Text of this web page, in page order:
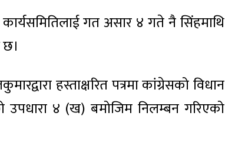
गत असार ४ गते नै सिंहमाथि
हस्ताक्षरित पत्रमा कांग्रेसको विधान
४ (ख) बमोजिम निलम्बन गरिएको